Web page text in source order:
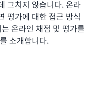
그치지 않습니다. 온라
평가에 대한 접근 방식
온라인 채점 및 평가를
소개합니다.